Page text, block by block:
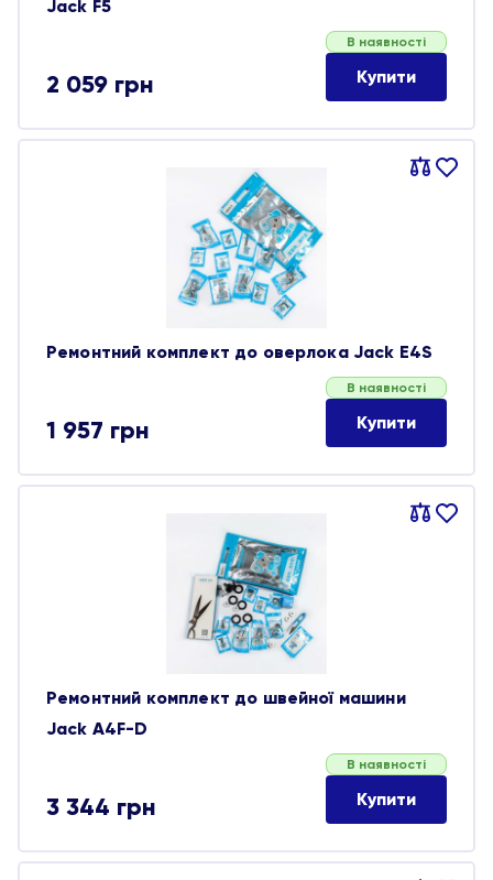
Jack F5
2 059 грн
В наявності
Купити
Порівняти
В
Ремонтний комплект до оверлока Jack E4S
1 957 грн
В наявності
Купити
Порівняти
В
Ремонтний комплект до швейної машини
Jack A4F-D
3 344 грн
В наявності
Купити